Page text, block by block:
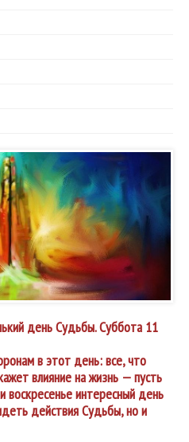
день Судьбы. Суббота 11
в этот день: все, что
влияние на жизнь — пусть
воскресенье интересный день
действия Судьбы, но и